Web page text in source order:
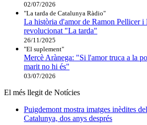
02/07/2026
"La tarda de Catalunya Ràdio"
La història d'amor de Ramon Pellicer i
revolucionat "La tarda"
26/11/2025
"El suplement"
Mercè Arànega: "Si l'amor truca a la
marit no hi és"
03/07/2026
El més llegit de Notícies
Puigdemont mostra imatges inèdites
Catalunya, dos anys després